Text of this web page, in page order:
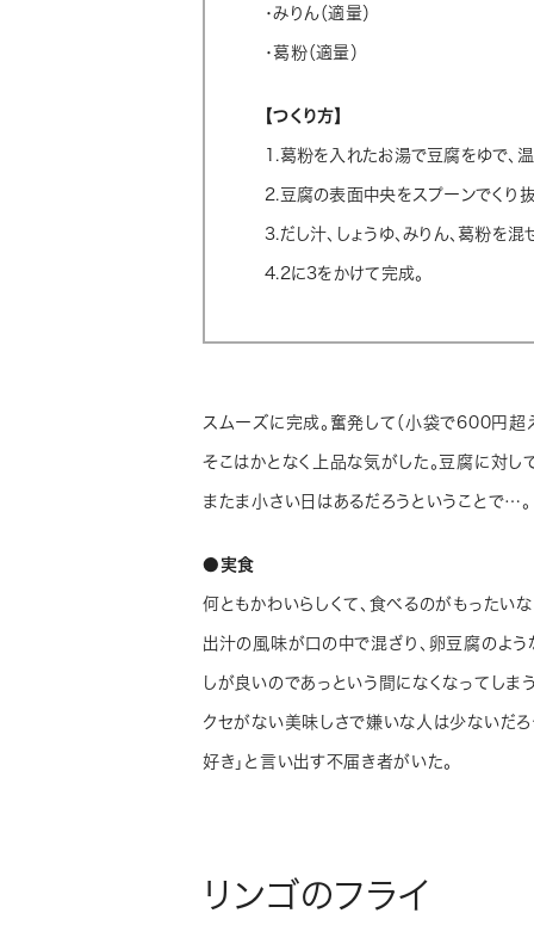
・みりん（適量）
・葛粉（適量）
【つくり方】
1.葛粉を入れたお湯で豆腐をゆで、
2.豆腐の表面中央をスプーンでくり
3.だし汁、しょうゆ、みりん、葛粉を混
4.2に3をかけて完成。
スムーズに完成。奮発して（小袋で600円超
そこはかとなく上品な気がした。豆腐に対し
またま小さい日はあるだろうということで…。
●実食
何ともかわいらしくて、食べるのがもったい
出汁の風味が口の中で混ざり、卵豆腐のよ
しが良いのであっという間になくなってしまう
クセがない美味しさで嫌いな人は少ないだ
好き」と言い出す不届き者がいた。
リンゴのフライ